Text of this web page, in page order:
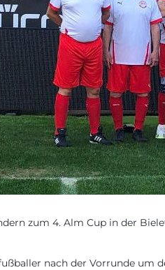
zum 4. Alm Cup in der
nach der Vorrunde um